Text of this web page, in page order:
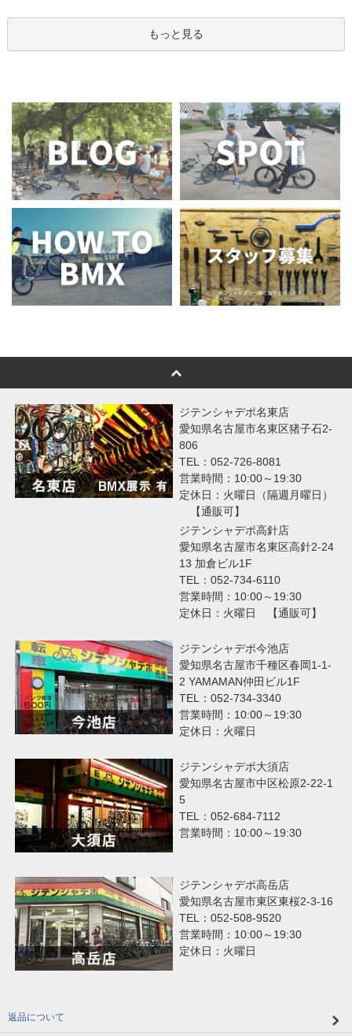
もっと見る
ジテンシャデポ名東店
愛知県名古屋市名東区猪子石2-
806
TEL：052-726-8081
営業時間：10:00～19:30
定休日：火曜日（隔週月曜日）
【通販可】
ジテンシャデポ高針店
愛知県名古屋市名東区高針2-24
13 加倉ビル1F
TEL：052-734-6110
営業時間：10:00～19:30
定休日：火曜日 【通販可】
ジテンシャデポ今池店
愛知県名古屋市千種区春岡1-1-
2 YAMAMAN仲田ビル1F
TEL：052-734-3340
営業時間：10:00～19:30
定休日：火曜日
ジテンシャデポ大須店
愛知県名古屋市中区松原2-22-1
5
TEL：052-684-7112
営業時間：10:00～19:30
ジテンシャデポ高岳店
愛知県名古屋市東区東桜2-3-16
TEL：052-508-9520
営業時間：10:00～19:30
定休日：火曜日
返品について